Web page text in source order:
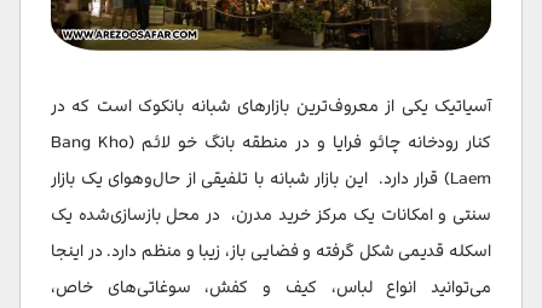
آسیاتیک یکی از معروف‌ترین بازارهای شبانه بانکوک است که در
کنار رودخانه چائو فرایا و در منطقه بانگ خو لائم (Bang Kho
Laem) قرار دارد. این بازار شبانه با تلفیقی از حال‌وهوای یک بازار
سنتی و امکانات یک مرکز خرید مدرن، در محل بازسازی‌شده‌ یک
اسکله قدیمی شکل گرفته و فضایی باز، زیبا و منظم دارد. در اینجا
می‌توانید انواع لباس، کیف و کفش، سوغاتی‌های خاص،